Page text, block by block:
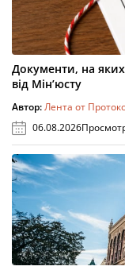
Документи, на яких
від Мін’юсту
Автор:Лента от
06.08.2026